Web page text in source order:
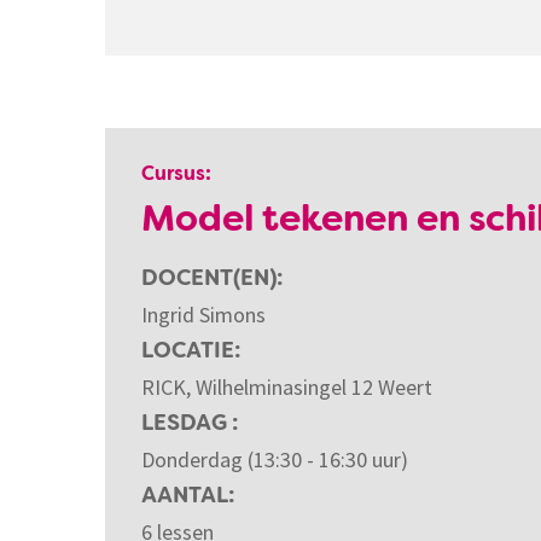
Cursus:
Model tekenen en
DOCENT(EN)
Ingrid Simons
LOCATIE
RICK, Wilhelminasingel 12 Weert
LESDAG
Donderdag (13:30 - 16:30 uur)
AANTAL
6 lessen